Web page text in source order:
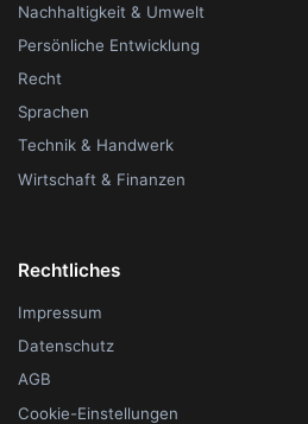
Nachhaltigkeit & Umwelt
Persönliche Entwicklung
Recht
Sprachen
Technik & Handwerk
Wirtschaft & Finanzen
Rechtliches
Impressum
Datenschutz
AGB
Cookie-Einstellungen